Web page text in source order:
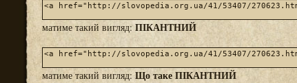
матиме такий вигляд:ПІКАНТНИЙ
матиме такий вигляд: Що таке ПІКАНТНИЙ